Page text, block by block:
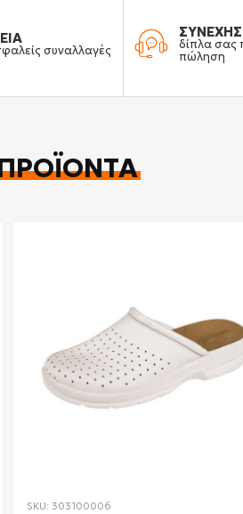
συναλλαγές
δίπλα σας
πώληση
SKU: 303100006